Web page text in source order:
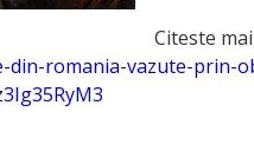
Citeste
romania-vazute-prin-